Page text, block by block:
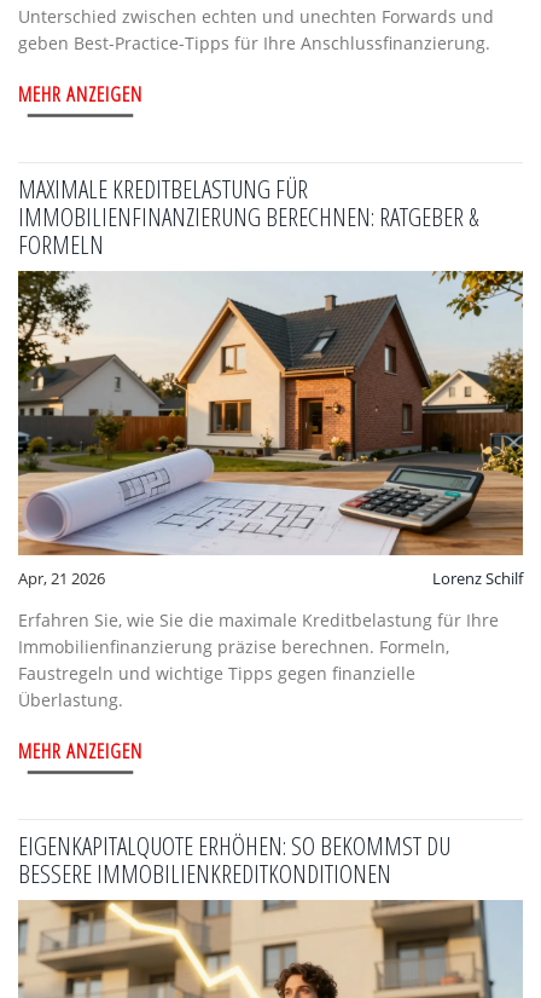
Unterschied zwischen echten und unechten Forwards und
geben Best-Practice-Tipps für Ihre Anschlussfinanzierung.
MEHR ANZEIGEN
MAXIMALE KREDITBELASTUNG FÜR
IMMOBILIENFINANZIERUNG BERECHNEN: RATGEBER &
FORMELN
Apr, 21 2026 Lorenz Schilf
Erfahren Sie, wie Sie die maximale Kreditbelastung für Ihre
Immobilienfinanzierung präzise berechnen. Formeln,
Faustregeln und wichtige Tipps gegen finanzielle
Überlastung.
MEHR ANZEIGEN
EIGENKAPITALQUOTE ERHÖHEN: SO BEKOMMST DU
BESSERE IMMOBILIENKREDITKONDITIONEN